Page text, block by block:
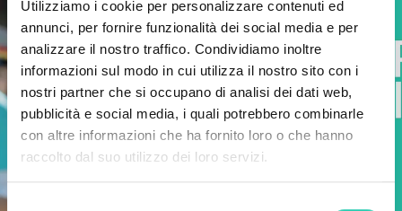
Utilizziamo i cookie per personalizzare contenuti ed
annunci, per fornire funzionalità dei social media e per
analizzare il nostro traffico. Condividiamo inoltre
informazioni sul modo in cui utilizza il nostro sito con i
nostri partner che si occupano di analisi dei dati web,
pubblicità e social media, i quali potrebbero combinarle
con altre informazioni che ha fornito loro o che hanno
raccolto dal suo utilizzo dei loro servizi.